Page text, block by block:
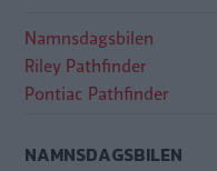
Namnsdagsbilen
Riley Pathfinder
Pontiac Pathfinder
NAMNSDAGSBILEN